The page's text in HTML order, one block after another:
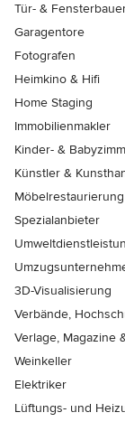
Tür- &
Garagentore
Fotografen
Heimkino & Hifi
Home Staging
Immobilienmakler
Kinder- &
Künstler &
Möbelrestaurierung
Spezialanbieter
3D-Visualisierung
Verbände,
Verlage, Magazine
Weinkeller
Elektriker
Lüftungs- und